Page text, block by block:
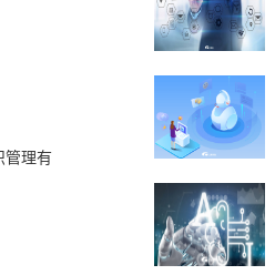
管理​有